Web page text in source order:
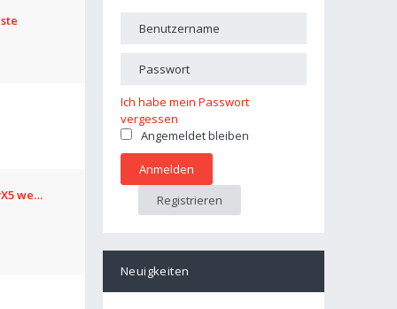
Ich habe mein Passwort
vergessen
Angemeldet bleiben
Registrieren
Neuigkeiten
we…